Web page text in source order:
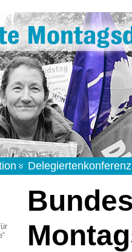
Delegiertenkonferenz